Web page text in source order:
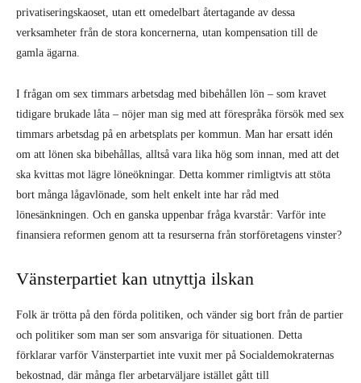
privatiseringskaoset, utan ett omedelbart återtagande av dessa
verksamheter från de stora koncernerna, utan kompensation till de
gamla ägarna.
I frågan om sex timmars arbetsdag med bibehållen lön – som kravet
tidigare brukade låta – nöjer man sig med att förespråka försök med sex
timmars arbetsdag på en arbetsplats per kommun. Man har ersatt idén
om att lönen ska bibehållas, alltså vara lika hög som innan, med att det
ska kvittas mot lägre löneökningar. Detta kommer rimligtvis att stöta
bort många lågavlönade, som helt enkelt inte har råd med
lönesänkningen. Och en ganska uppenbar fråga kvarstår: Varför inte
finansiera reformen genom att ta resurserna från storföretagens vinster?
Vänsterpartiet kan utnyttja ilskan
Folk är trötta på den förda politiken, och vänder sig bort från de partier
och politiker som man ser som ansvariga för situationen. Detta
förklarar varför Vänsterpartiet inte vuxit mer på Socialdemokraternas
bekostnad, där många fler arbetarväljare istället gått till